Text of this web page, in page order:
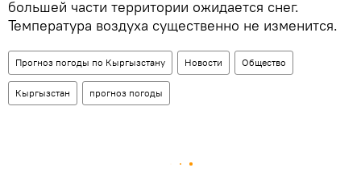
большей части территории ожидается снег.
Температура воздуха существенно не изменится.
Прогноз погоды по Кыргызстану Новости Общество
Кыргызстан прогноз погоды